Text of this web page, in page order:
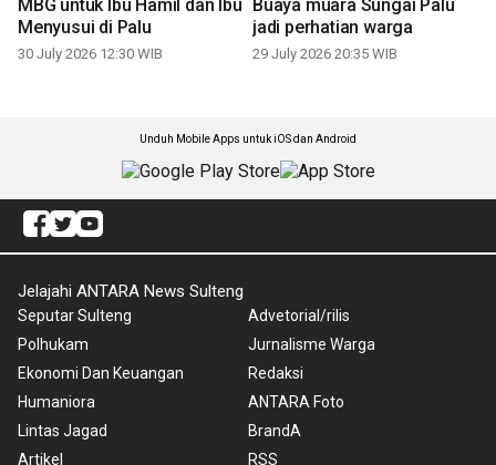
MBG untuk Ibu Hamil dan Ibu
Menyusui di Palu
30 July 2026 12:30 WIB
Buaya muara Sungai Palu
jadi perhatian warga
29 July 2026 20:35 WIB
Unduh Mobile Apps untuk iOS dan Android
Jelajahi ANTARA News Sulteng
Seputar Sulteng
Polhukam
Ekonomi Dan Keuangan
Humaniora
Lintas Jagad
Artikel
Advetorial/rilis
Jurnalisme Warga
Redaksi
ANTARA Foto
BrandA
RSS